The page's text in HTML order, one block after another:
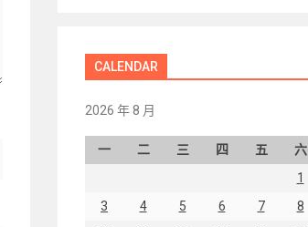
CALENDAR
2026 年 8 月
一 二 三 四 五 六
1
3
4 5 6 7 8